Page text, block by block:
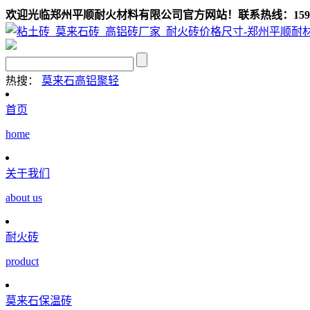
欢迎光临郑州平顺耐火材料有限公司官方网站！联系热线：
热搜： 莫来石高铝聚轻
首页
home
关于我们
about us
耐火砖
product
莫来石保温砖